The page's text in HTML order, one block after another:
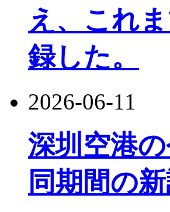
え、これ
録した。
2026-06-11
深圳空港
同期間の